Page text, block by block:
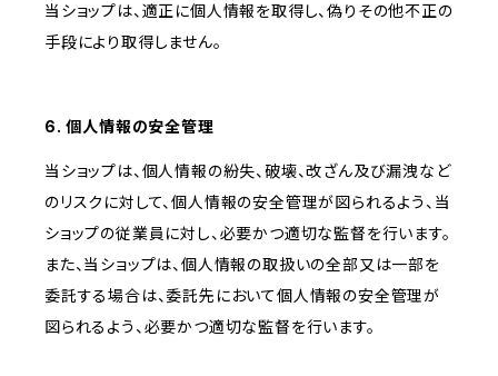
当ショップは、適正に個人情報を取得し、偽りその他不正の
手段により取得しません。
6. 個人情報の安全管理
当ショップは、個人情報の紛失、破壊、改ざん及び漏洩など
のリスクに対して、個人情報の安全管理が図られるよう、当
ショップの従業員に対し、必要かつ適切な監督を行います。
また、当ショップは、個人情報の取扱いの全部又は一部を
委託する場合は、委託先において個人情報の安全管理が
図られるよう、必要かつ適切な監督を行います。